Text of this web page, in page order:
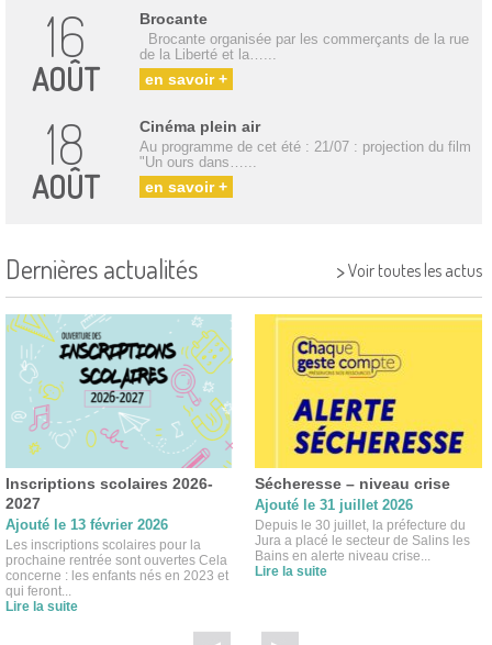
16
AOÛT
Brocante
Brocante organisée par les commerçants de la rue
de la Liberté et la…...
en savoir +
18
AOÛT
Cinéma plein air
Au programme de cet été : 21/07 : projection du film
"Un ours dans…...
en savoir +
Dernières actualités >Voir toutes les actus
Inscriptions scolaires 2026-
2027
Ajouté le 13 février 2026
Les inscriptions scolaires pour la
prochaine rentrée sont ouvertes Cela
concerne : les enfants nés en 2023 et
qui feront...
Lire la suite
Sécheresse – niveau crise
Ajouté le 31 juillet 2026
Depuis le 30 juillet, la préfecture du
Jura a placé le secteur de Salins les
Bains en alerte niveau crise...
Lire la suite